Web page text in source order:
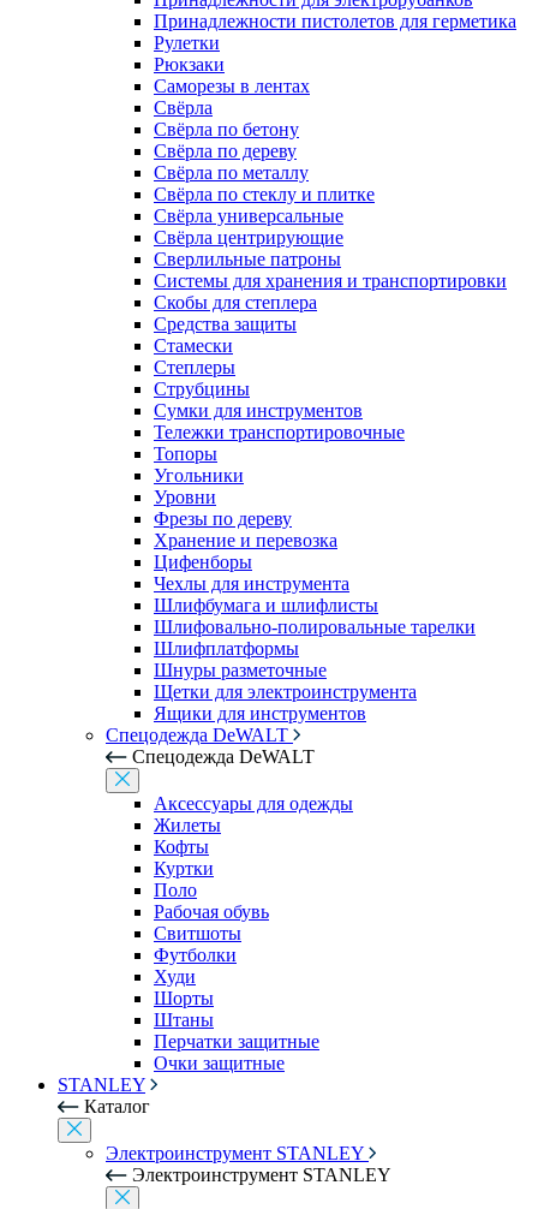
Принадлежности пистолетов для герметика
Рулетки
Рюкзаки
Саморезы в лентах
Свёрла
Свёрла по бетону
Свёрла по дереву
Свёрла по металлу
Свёрла по стеклу и плитке
Свёрла универсальные
Свёрла центрирующие
Сверлильные патроны
Системы для хранения и транспортировки
Скобы для степлера
Средства защиты
Стамески
Степлеры
Струбцины
Сумки для инструментов
Тележки транспортировочные
Топоры
Угольники
Уровни
Фрезы по дереву
Хранение и перевозка
Цифенборы
Чехлы для инструмента
Шлифбумага и шлифлисты
Шлифовально-полировальные тарелки
Шлифплатформы
Шнуры разметочные
Щетки для электроинструмента
Ящики для инструментов
Спецодежда DeWALT
Спецодежда DeWALT
Аксессуары для одежды
Жилеты
Кофты
Куртки
Поло
Рабочая обувь
Свитшоты
Футболки
Худи
Шорты
Штаны
Перчатки защитные
Очки защитные
STANLEY
Каталог
Электроинструмент STANLEY
Электроинструмент STANLEY